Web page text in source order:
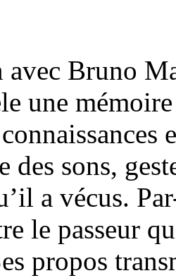
avec Bruno
une
des sons,
a vécus.
le passeur
propos